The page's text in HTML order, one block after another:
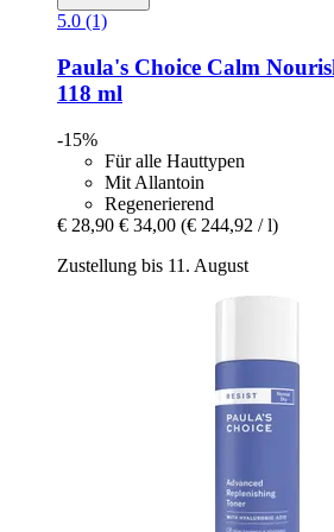
5.0 (1)
Paula's Choice Calm
118 ml
-15%
Für alle Hauttypen
Mit Allantoin
Regenerierend
€ 28,90 € 34,00 (€ 244,92 / l)
Zustellung bis 11. August